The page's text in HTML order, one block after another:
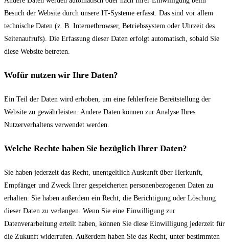
Besuch der Website durch unsere IT-Systeme erfasst. Das sind vor allem
technische Daten (z. B. Internetbrowser, Betriebssystem oder Uhrzeit des
Seitenaufrufs). Die Erfassung dieser Daten erfolgt automatisch, sobald Sie
diese Website betreten.
Wofür nutzen wir Ihre Daten?
Ein Teil der Daten wird erhoben, um eine fehlerfreie Bereitstellung der
Website zu gewährleisten. Andere Daten können zur Analyse Ihres
Nutzerverhaltens verwendet werden.
Welche Rechte haben Sie bezüglich Ihrer Daten?
Sie haben jederzeit das Recht, unentgeltlich Auskunft über Herkunft,
Empfänger und Zweck Ihrer gespeicherten personenbezogenen Daten zu
erhalten. Sie haben außerdem ein Recht, die Berichtigung oder Löschung
dieser Daten zu verlangen. Wenn Sie eine Einwilligung zur
Datenverarbeitung erteilt haben, können Sie diese Einwilligung jederzeit für
die Zukunft widerrufen. Außerdem haben Sie das Recht, unter bestimmten